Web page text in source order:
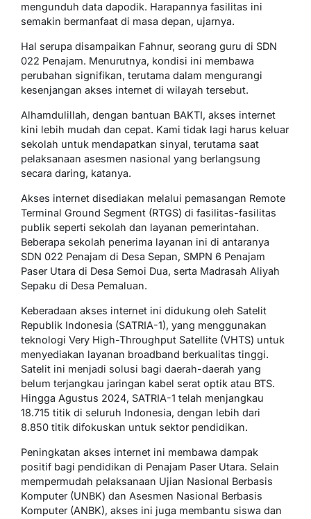
mengunduh data dapodik. Harapannya fasilitas ini
semakin bermanfaat di masa depan, ujarnya.
Hal serupa disampaikan Fahnur, seorang guru di SDN
022 Penajam. Menurutnya, kondisi ini membawa
perubahan signifikan, terutama dalam mengurangi
kesenjangan akses internet di wilayah tersebut.
Alhamdulillah, dengan bantuan BAKTI, akses internet
kini lebih mudah dan cepat. Kami tidak lagi harus keluar
sekolah untuk mendapatkan sinyal, terutama saat
pelaksanaan asesmen nasional yang berlangsung
secara daring, katanya.
Akses internet disediakan melalui pemasangan Remote
Terminal Ground Segment (RTGS) di fasilitas-fasilitas
publik seperti sekolah dan layanan pemerintahan.
Beberapa sekolah penerima layanan ini di antaranya
SDN 022 Penajam di Desa Sepan, SMPN 6 Penajam
Paser Utara di Desa Semoi Dua, serta Madrasah Aliyah
Sepaku di Desa Pemaluan.
Keberadaan akses internet ini didukung oleh Satelit
Republik Indonesia (SATRIA-1), yang menggunakan
teknologi Very High-Throughput Satellite (VHTS) untuk
menyediakan layanan broadband berkualitas tinggi.
Satelit ini menjadi solusi bagi daerah-daerah yang
belum terjangkau jaringan kabel serat optik atau BTS.
Hingga Agustus 2024, SATRIA-1 telah menjangkau
18.715 titik di seluruh Indonesia, dengan lebih dari
8.850 titik difokuskan untuk sektor pendidikan.
Peningkatan akses internet ini membawa dampak
positif bagi pendidikan di Penajam Paser Utara. Selain
mempermudah pelaksanaan Ujian Nasional Berbasis
Komputer (UNBK) dan Asesmen Nasional Berbasis
Komputer (ANBK), akses ini juga membantu siswa dan